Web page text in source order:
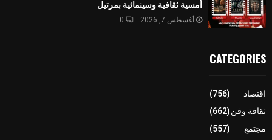
أمسية ثقافية وسينمائية بمرتيل
أغسطس 7, 2026 0
CATEGORIES
اقتصاد
(756)
ثقافة وفن(662)
مجتمع
(557)